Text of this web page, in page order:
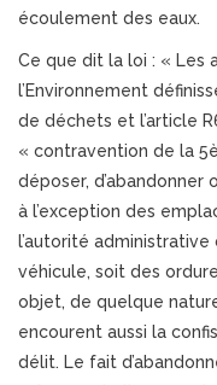
écoulement des eaux.
Ce que dit la loi : « Les
l’Environnement
de déchets et l’article
« contravention de la
déposer, d’abandonner
à l’exception des
l’autorité
véhicule, soit des
objet, de quelque
encourent aussi la
délit. Le fait